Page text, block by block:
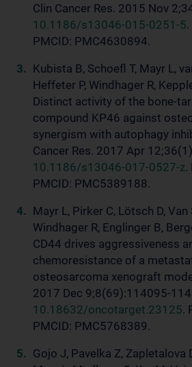
Clin Cancer Res. 2015 Nov
10.1186/s13046-015-0251-5
PMCID: PMC4630894.
Kubista B, Schoefl T, Mayr L,
Heffeter P, Windhager R,
Distinct activity of the bone-
compound KP46 against
synergism with autophagy
Cancer Res. 2017 Apr
10.1186/s13046-017-0527-z.
PMCID: PMC5389188.
Mayr L, Pirker C, Lötsch D, Van
Windhager R, Englinger B,
CD44 drives aggressiveness
chemoresistance of a
osteosarcoma xenograft
2017 Dec 9;8(69):114095-
10.18632/oncotarget.23125.
PMCID: PMC5768389.
Gojo J, Pavelka Z, Zapletalova